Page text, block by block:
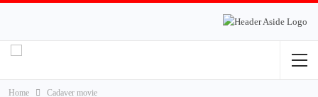
Home Cadaver movie